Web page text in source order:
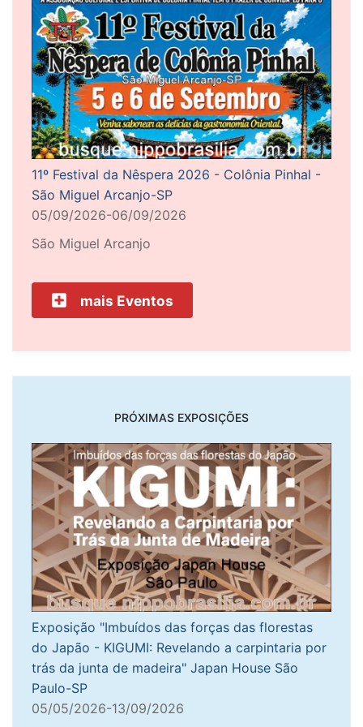
11º Festival da Nêspera 2026 - Colônia Pinhal -
São Miguel Arcanjo-SP
05/09/2026-06/09/2026
São Miguel Arcanjo
mais Eventos
PRÓXIMAS EXPOSIÇÕES
Exposição "Imbuídos das forças das florestas
do Japão - KIGUMI: Revelando a carpintaria por
trás da junta de madeira" Japan House São
Paulo-SP
05/05/2026-13/09/2026